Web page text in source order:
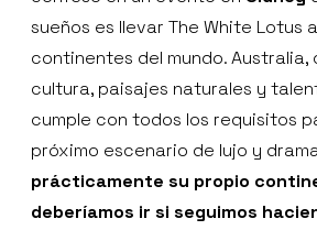
sueños es llevar The White Lotus
continentes del mundo. Australia,
cultura, paisajes naturales y
cumple con todos los requisitos
próximo escenario de lujo y
prácticamente su propio
deberíamos ir si seguimos